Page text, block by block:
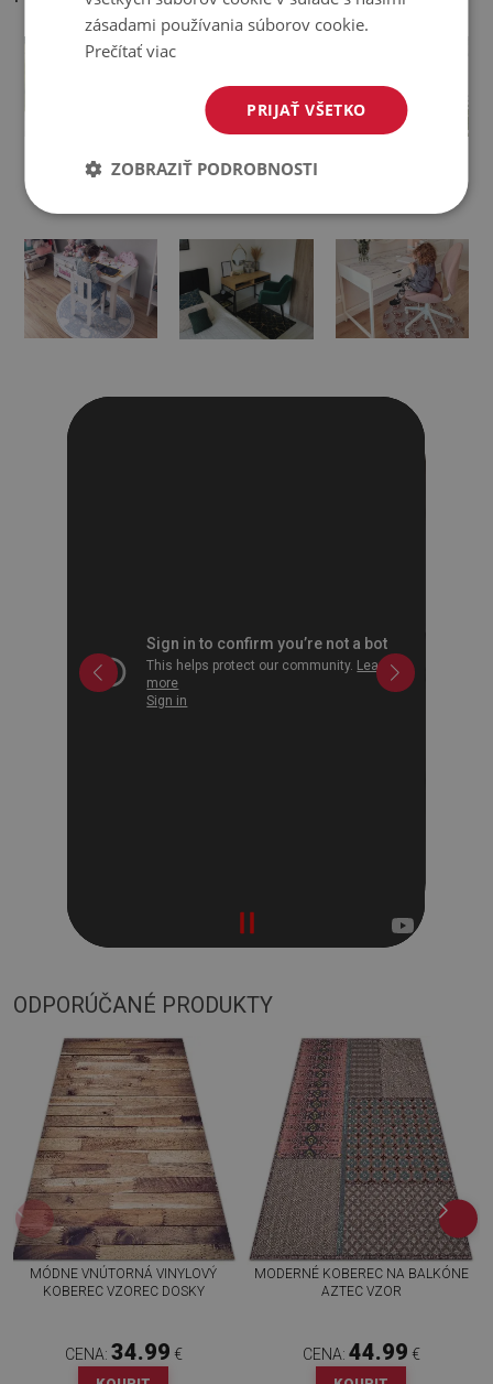
podložka pod
kancelársku
ODPORÚČANÉ PRODUKTY
MÓDNE VNÚTORNÁ VINYLOVÝ
KOBEREC VZOREC DOSKY
CENA: 34.99 €
MODERNÉ KOBEREC NA BALKÓNE
AZTEC VZOR
CENA: 44.99 €
zásadami používania súborov cookie.
Prečítať viac
PRIJAŤ VŠETKO
ZOBRAZIŤ PODROBNOSTI